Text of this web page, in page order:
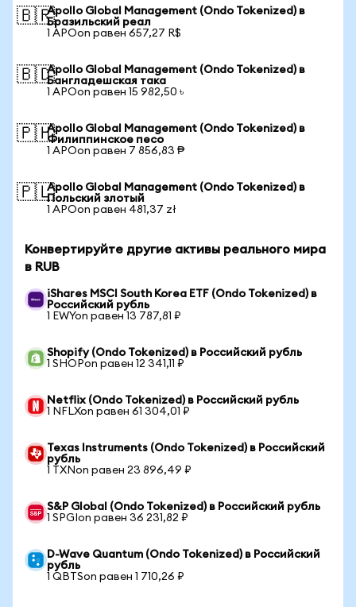
🇧🇷Apollo Global Management (Ondo Tokenized) в
Бразильский реал
1 APOon равен 657,27 R$
🇧🇩Apollo Global Management (Ondo Tokenized) в
Бангладешская така
1 APOon равен 15 982,50 ৳
🇵🇭Apollo Global Management (Ondo Tokenized) в
Филиппинское песо
1 APOon равен 7 856,83 ₱
🇵🇱Apollo Global Management (Ondo Tokenized) в
Польский злотый
1 APOon равен 481,37 zł
Конвертируйте другие активы реального мира
в RUB
iShares MSCI South Korea ETF (Ondo Tokenized) в
Российский рубль
1 EWYon равен 13 787,81 ₽
Shopify (Ondo Tokenized) в Российский рубль
1 SHOPon равен 12 341,11 ₽
Netflix (Ondo Tokenized) в Российский рубль
1 NFLXon равен 61 304,01 ₽
Texas Instruments (Ondo Tokenized) в Российский
рубль
1 TXNon равен 23 896,49 ₽
S&P Global (Ondo Tokenized) в Российский рубль
1 SPGIon равен 36 231,82 ₽
D-Wave Quantum (Ondo Tokenized) в Российский
рубль
1 QBTSon равен 1 710,26 ₽